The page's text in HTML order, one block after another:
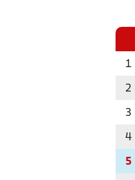
1
2
3
4
5